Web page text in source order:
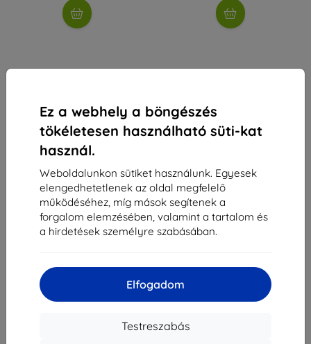
Ez a webhely a böngészés
tökéletesen használható süti-kat
használ.
Weboldalunkon sütiket használunk. Egyesek
elengedhetetlenek az oldal megfelelő
működéséhez, míg mások segítenek a
forgalom elemzésében, valamint a tartalom és
a hirdetések személyre szabásában.
Elfogadom
Testreszabás
Shield-Sk s.r.o.
Rudolf Mocka utca 3750/2A
Cégjegyzékszám:
ÁFA-azonosító:
SK2023549671